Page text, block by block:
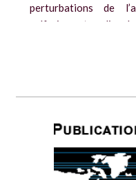
perturbations de
sulfurique et en diesel,